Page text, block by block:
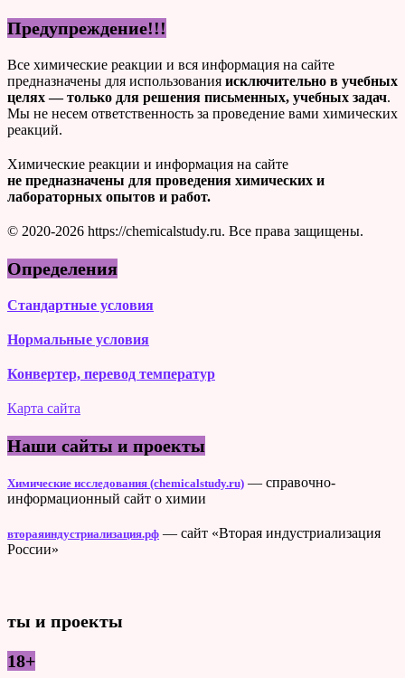
Предупреждение!!!
Все химические реакции и вся информация на сайте
предназначены для использования исключительно в учебных
целях — только для решения письменных, учебных задач.
Мы не несем ответственность за проведение вами химических
реакций.
Химические реакции и информация на сайте
не предназначены для проведения химических и
лабораторных опытов и работ.
© 2020-2026 https://chemicalstudy.ru. Все права защищены.
Определения
Стандартные условия
Нормальные условия
Конвертер, перевод температур
Карта сайта
Наши сайты и проекты
Химические исследования (chemicalstudy.ru) — справочно-
информационный сайт о химии
втораяиндустриализация.рф — сайт «Вторая индустриализация
России»
ты и проекты
18+